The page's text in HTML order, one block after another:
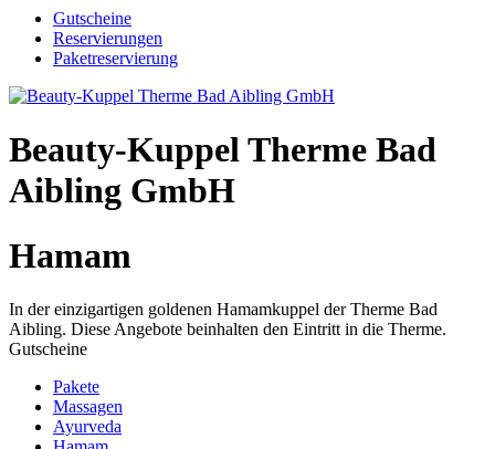
Gutscheine
Reservierungen
Paketreservierung
Beauty-Kuppel Therme Bad
Aibling GmbH
Hamam
In der einzigartigen goldenen Hamamkuppel der Therme Bad
Aibling. Diese Angebote beinhalten den Eintritt in die Therme.
Gutscheine
Pakete
Massagen
Ayurveda